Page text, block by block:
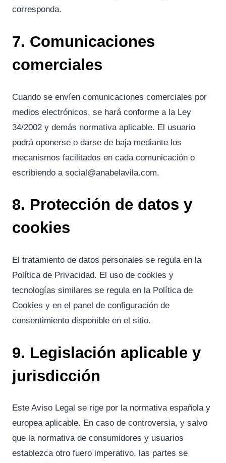
corresponda.
7. Comunicaciones
comerciales
Cuando se envíen comunicaciones comerciales por
medios electrónicos, se hará conforme a la Ley
34/2002 y demás normativa aplicable. El usuario
podrá oponerse o darse de baja mediante los
mecanismos facilitados en cada comunicación o
escribiendo a social@anabelavila.com.
8. Protección de datos y
cookies
El tratamiento de datos personales se regula en la
Política de Privacidad. El uso de cookies y
tecnologías similares se regula en la Política de
Cookies y en el panel de configuración de
consentimiento disponible en el sitio.
9. Legislación aplicable y
jurisdicción
Este Aviso Legal se rige por la normativa española y
europea aplicable. En caso de controversia, y salvo
que la normativa de consumidores y usuarios
establezca otro fuero imperativo, las partes se